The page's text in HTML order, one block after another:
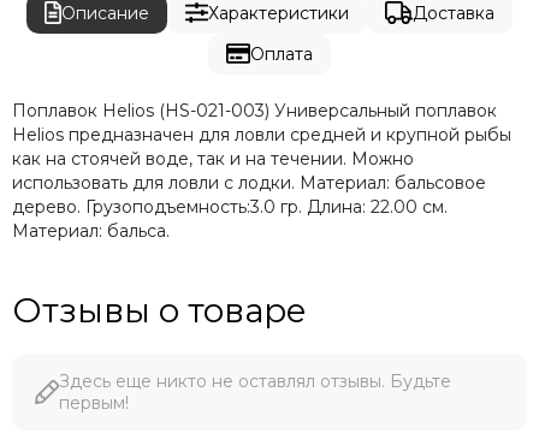
Описание Характеристики
Доставка
Оплата
Поплавок Helios (HS-021-003) Универсальный поплавок
Helios предназначен для ловли средней и крупной рыбы
как на стоячей воде, так и на течении. Можно
использовать для ловли с лодки. Материал: бальсовое
дерево. Грузоподъемность:3.0 гр. Длина: 22.00 см.
Материал: бальса.
Отзывы о товаре
Здесь еще никто не оставлял отзывы. Будьте
первым!